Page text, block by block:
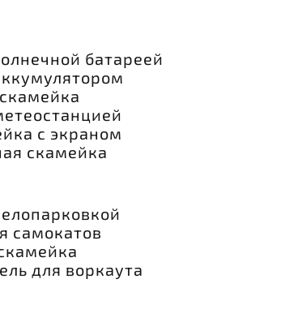
батареей
с экраном
скамейка
самокатов
для воркаута